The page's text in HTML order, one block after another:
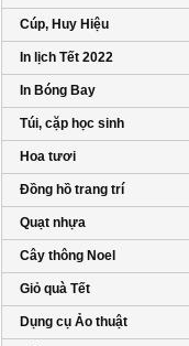
Cúp, Huy Hiệu
In lịch Tết 2022
In Bóng Bay
Túi, cặp học sinh
Hoa tươi
Đồng hồ trang trí
Quạt nhựa
Cây thông Noel
Giỏ quà Tết
Dụng cụ Ảo thuật